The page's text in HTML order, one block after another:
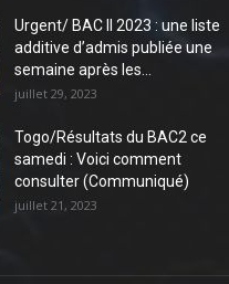
Urgent/ BAC II 2023 : une liste
additive d’admis publiée une
semaine après les...
juillet 29, 2023
Togo/Résultats du BAC2 ce
samedi : Voici comment
consulter (Communiqué)
juillet 21, 2023